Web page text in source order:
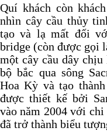
Quí khách còn
nhìn cây cầu thủy
tạo và lạ mất đối
bridge (còn được gọi
một cây cầu dây
bộ bắc qua sông
Hoa Kỳ và tạo
được thiết kế bởi
vào năm 2004 với
đã trở thành biểu